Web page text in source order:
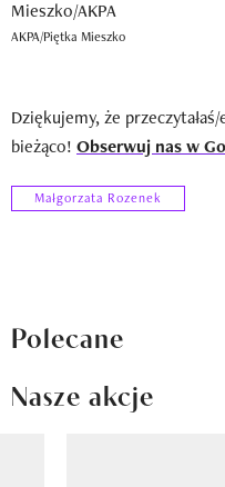
AKPA/Piętka Mieszko
Dziękujemy, że
bieżąco! Obserwuj nas w
Małgorzata Rozenek
Polecane
Nasze akcje